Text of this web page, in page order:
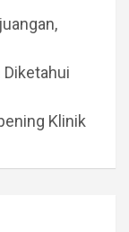
Diketahui
Klinik